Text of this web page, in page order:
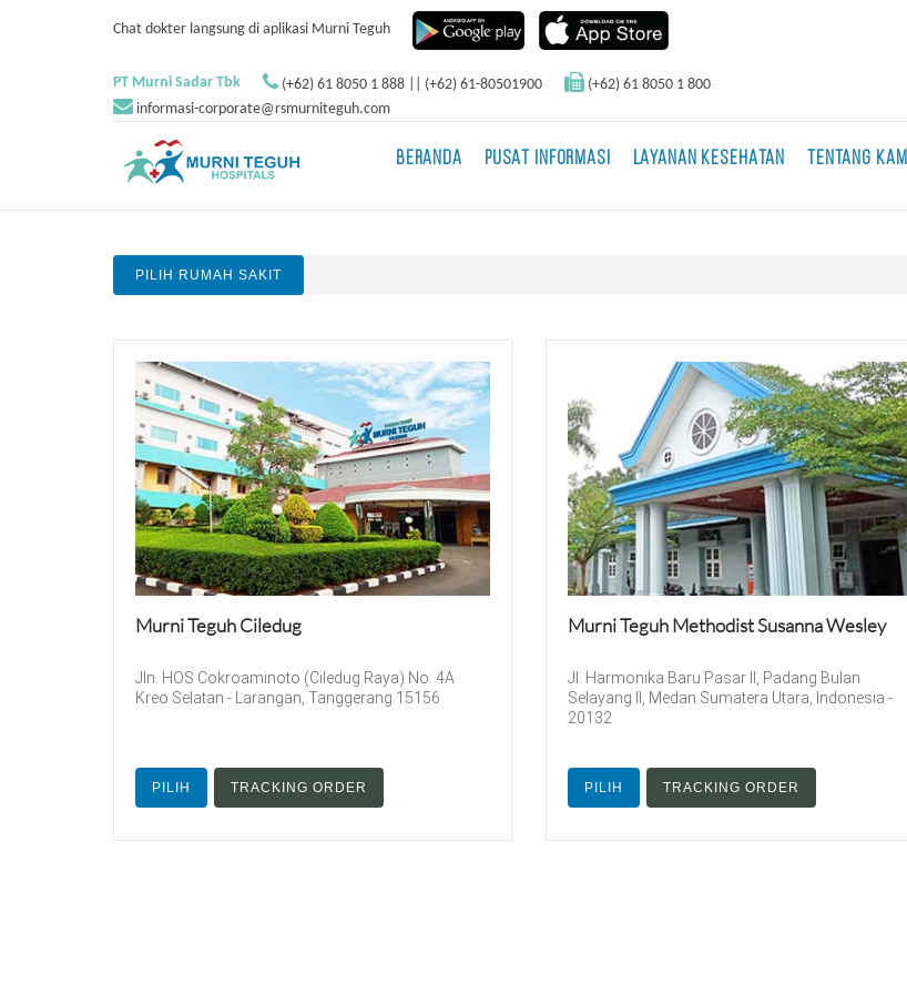
Chat dokter langsung di aplikasi Murni Teguh
PT Murni Sadar Tbk (+62) 61 8050 1 888 || (+62) 61-80501900
(+62) 61 8050 1 800
informasi-corporate@rsmurniteguh.com
BERANDA PUSAT INFORMASI LAYANAN KESEHATAN TENTANG KAMI
PILIH RUMAH SAKIT
Murni Teguh Ciledug
Jln. HOS Cokroaminoto (Ciledug Raya) No. 4A
Kreo Selatan - Larangan, Tanggerang 15156
PILIH TRACKING ORDER
Murni Teguh Methodist Susanna Wesley
Jl. Harmonika Baru Pasar II, Padang Bulan
Selayang II, Medan Sumatera Utara, Indonesia -
20132
PILIH TRACKING ORDER